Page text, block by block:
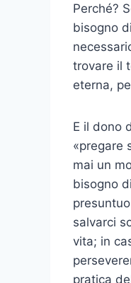
Perché?
bisogno
trovare il
eterna,
E il dono
«pregare
mai un
bisogno
salvarci
vita; in
pratica